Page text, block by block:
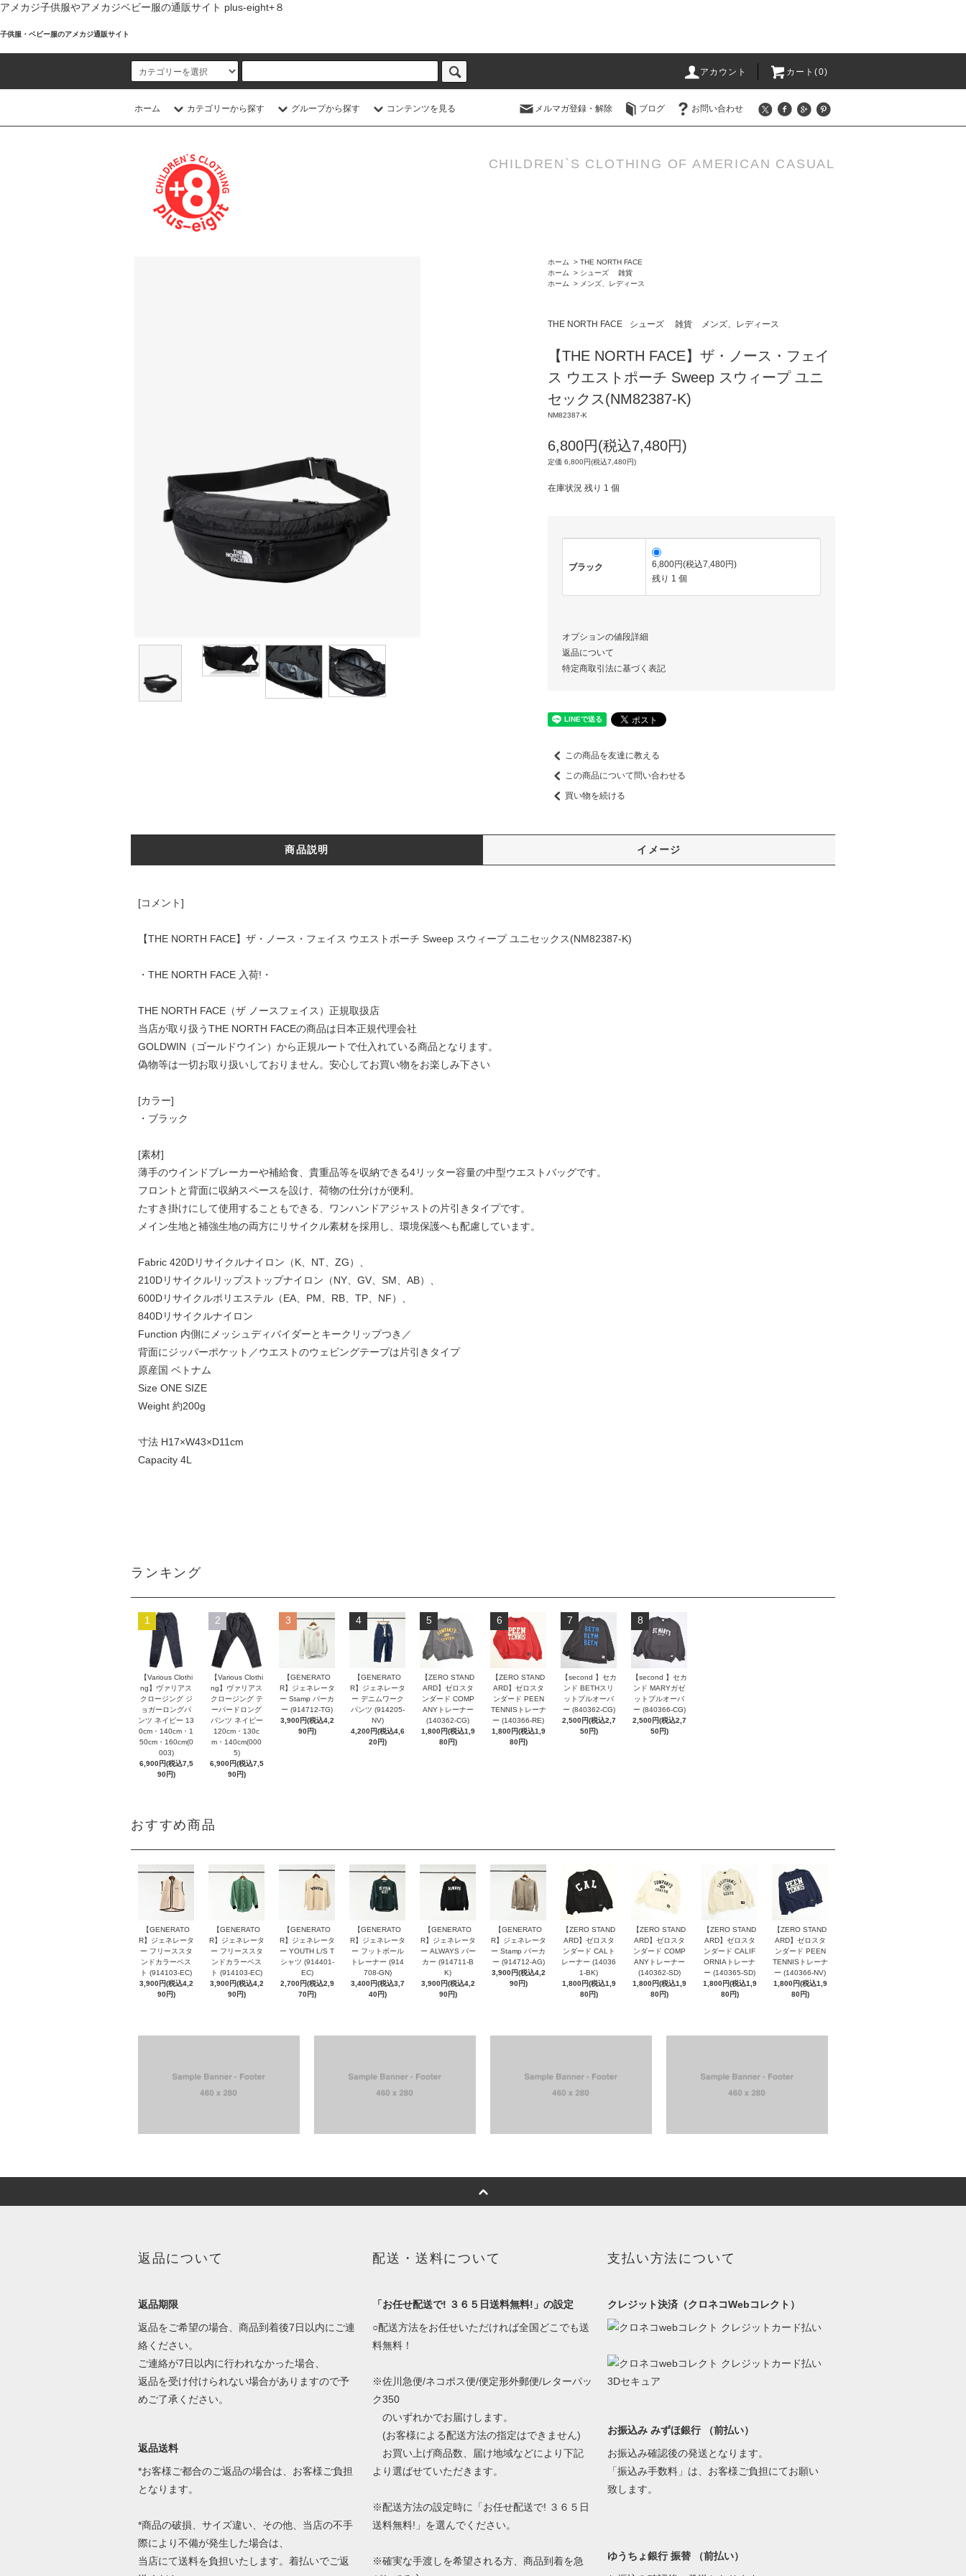
アメカジ子供服やアメカジベビー服の通販サイト plus-eight+８
子供服・ベビー服のアメカジ通販サイト
アカウント カート(0)
ホーム カテゴリーから探す グループから探す コンテンツを見る メルマガ登録・解除 ブログ お問い合わせ
CHILDREN`S CLOTHING OF AMERICAN CASUAL
ホーム > THE NORTH FACE
ホーム
> シューズ 雑貨
ホーム
> メンズ、レディース
THE NORTH FACE シューズ 雑貨 メンズ、レディース
【THE NORTH FACE】ザ・ノース・フェイ
ス ウエストポーチ Sweep スウィープ ユニ
セックス(NM82387-K)
NM82387-K
6,800円(税込7,480円)
定価 6,800円(税込7,480円)
在庫状況 残り 1 個
ブラック
6,800円(税込7,480円)
残り 1 個
オプションの値段詳細
返品について
特定商取引法に基づく表記
この商品を友達に教える
この商品について問い合わせる
買い物を続ける
商品説明 イメージ
[コメント]
【THE NORTH FACE】ザ・ノース・フェイス ウエストポーチ Sweep スウィープ ユニセックス(NM82387-K)
・THE NORTH FACE 入荷!・
THE NORTH FACE（ザ ノースフェイス）正規取扱店
当店が取り扱うTHE NORTH FACEの商品は日本正規代理会社
GOLDWIN（ゴールドウイン）から正規ルートで仕入れている商品となります。
偽物等は一切お取り扱いしておりません。安心してお買い物をお楽しみ下さい
[カラー]
・ブラック
[素材]
薄手のウインドブレーカーや補給食、貴重品等を収納できる4リッター容量の中型ウエストバッグです。
フロントと背面に収納スペースを設け、荷物の仕分けが便利。
たすき掛けにして使用することもできる、ワンハンドアジャストの片引きタイプです。
メイン生地と補強生地の両方にリサイクル素材を採用し、環境保護へも配慮しています。
Fabric 420Dリサイクルナイロン（K、NT、ZG）、
210Dリサイクルリップストップナイロン（NY、GV、SM、AB）、
600Dリサイクルポリエステル（EA、PM、RB、TP、NF）、
840Dリサイクルナイロン
Function 内側にメッシュディバイダーとキークリップつき／
背面にジッパーポケット／ウエストのウェビングテープは片引きタイプ
原産国 ベトナム
Size ONE SIZE
Weight 約200g
寸法 H17×W43×D11cm
Capacity 4L
ランキング
1
【Various Clothi
ng】ヴァリアス
クロージング ジ
ョガーロングパ
ンツ ネイビー 13
0cm・140cm・1
50cm・160cm(0
003)
6,900円(税込7,5
90円)
2
【Various Clothi
ng】ヴァリアス
クロージング テ
ーパードロング
パンツ ネイビー
120cm・130c
m・140cm(000
5)
6,900円(税込7,5
90円)
3
【GENERATO
R】ジェネレータ
ー Stamp パーカ
ー (914712-TG)
3,900円(税込4,2
90円)
4
【GENERATO
R】ジェネレータ
ー デニムワーク
パンツ (914205-
NV)
4,200円(税込4,6
20円)
5
【ZERO STAND
ARD】ゼロスタ
ンダード COMP
ANYトレーナー
(140362-CG)
1,800円(税込1,9
80円)
6
【ZERO STAND
ARD】ゼロスタ
ンダード PEEN
TENNISトレーナ
ー (140366-RE)
1,800円(税込1,9
80円)
7
【second 】セカ
ンド BETHスリ
ットプルオーバ
ー (840362-CG)
2,500円(税込2,7
50円)
8
【second 】セカ
ンド MARYガゼ
ットプルオーバ
ー (840366-CG)
2,500円(税込2,7
50円)
おすすめ商品
【GENERATO
R】ジェネレータ
ー フリーススタ
ンドカラーベス
ト (914103-EC)
3,900円(税込4,2
90円)
【GENERATO
R】ジェネレータ
ー フリーススタ
ンドカラーベス
ト (914103-EC)
3,900円(税込4,2
90円)
【GENERATO
R】ジェネレータ
ー YOUTH L/S T
シャツ (914401-
EC)
2,700円(税込2,9
70円)
【GENERATO
R】ジェネレータ
ー フットボール
トレーナー (914
708-GN)
3,400円(税込3,7
40円)
【GENERATO
R】ジェネレータ
ー ALWAYS パー
カー (914711-B
K)
3,900円(税込4,2
90円)
【GENERATO
R】ジェネレータ
ー Stamp パーカ
ー (914712-AG)
3,900円(税込4,2
90円)
【ZERO STAND
ARD】ゼロスタ
ンダード CALト
レーナー (14036
1-BK)
1,800円(税込1,9
80円)
【ZERO STAND
ARD】ゼロスタ
ンダード COMP
ANYトレーナー
(140362-SD)
1,800円(税込1,9
80円)
【ZERO STAND
ARD】ゼロスタ
ンダード CALIF
ORNIAトレーナ
ー (140365-SD)
1,800円(税込1,9
80円)
【ZERO STAND
ARD】ゼロスタ
ンダード PEEN
TENNISトレーナ
ー (140366-NV)
1,800円(税込1,9
80円)
返品について
返品期限
返品をご希望の場合、商品到着後7日以内にご連
絡ください。
ご連絡が7日以内に行われなかった場合、
返品を受け付けられない場合がありますので予
めご了承ください。
返品送料
*お客様ご都合のご返品の場合は、お客様ご負担
となります。
*商品の破損、サイズ違い、その他、当店の不手
際により不備が発生した場合は、
当店にて送料を負担いたします。着払いでご返
配送・送料について
「お任せ配送で! ３６５日送料無料!」の設定
○配送方法をお任せいただければ全国どこでも送
料無料！
※佐川急便/ネコポス便/便定形外郵便/レターパッ
ク350
のいずれかでお届けします。
(お客様による配送方法の指定はできません)
お買い上げ商品数、届け地域などにより下記
より選ばせていただきます。
※配送方法の設定時に「お任せ配送で! ３６５日
送料無料!」を選んでください。
※確実な手渡しを希望される方、商品到着を急
支払い方法について
クレジット決済（クロネコWebコレクト）
お振込み みずほ銀行 （前払い）
お振込み確認後の発送となります。
「振込み手数料」は、お客様ご負担にてお願い
致します。
ゆうちょ銀行 振替 （前払い）